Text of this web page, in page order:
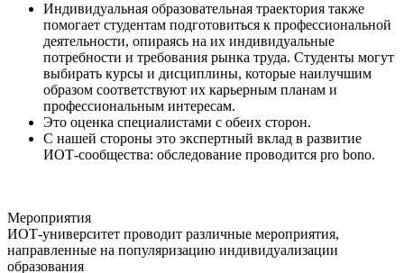
Индивидуальная образовательная траектория также
помогает студентам подготовиться к профессиональной
деятельности, опираясь на их индивидуальные
потребности и требования рынка труда. Студенты могут
выбирать курсы и дисциплины, которые наилучшим
образом соответствуют их карьерным планам и
профессиональным интересам.
Это оценка специалистами с обеих сторон.
С нашей стороны это экспертный вклад в развитие
ИОТ-сообщества: обследование проводится pro bono.
Мероприятия
ИОТ-университет проводит различные мероприятия,
направленные на популяризацию индивидуализации
образования